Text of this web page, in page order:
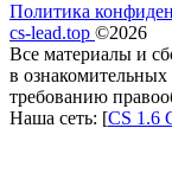
Политика
cs-lead.top ©2026
Все материалы и
в
требованию
Наша сеть: [CS 1.6